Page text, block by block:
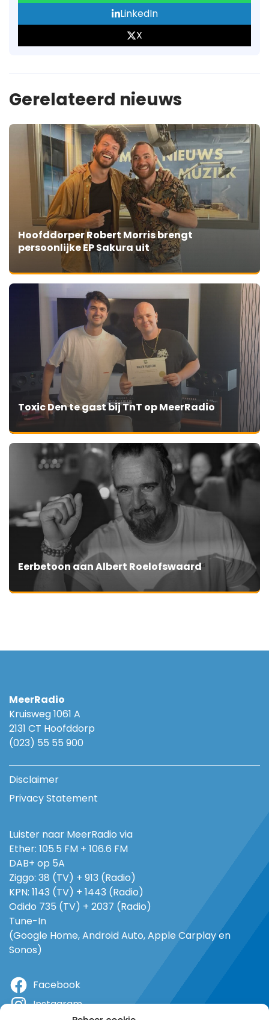
LinkedIn
X
Gerelateerd nieuws
Hoofddorper Robert Morris brengt
persoonlijke EP Sakura uit
Toxic Den te gast bij TnT op MeerRadio
Eerbetoon aan Albert Roelofswaard
MeerRadio
Kruisweg 1061 A
2131 CT Hoofddorp
(023) 55 55 900
Disclaimer
Privacy Statement
Luister naar MeerRadio via
Ether: 105.5 FM + 106.6 FM
DAB+ op 5A
Ziggo: 38 (TV) + 913 (Radio)
KPN: 1143 (TV) + 1443 (Radio)
Odido 735 (TV) + 2037 (Radio)
Tune-In
(Google Home, Android Auto, Apple Carplay en
Sonos)
Facebook
Instagram